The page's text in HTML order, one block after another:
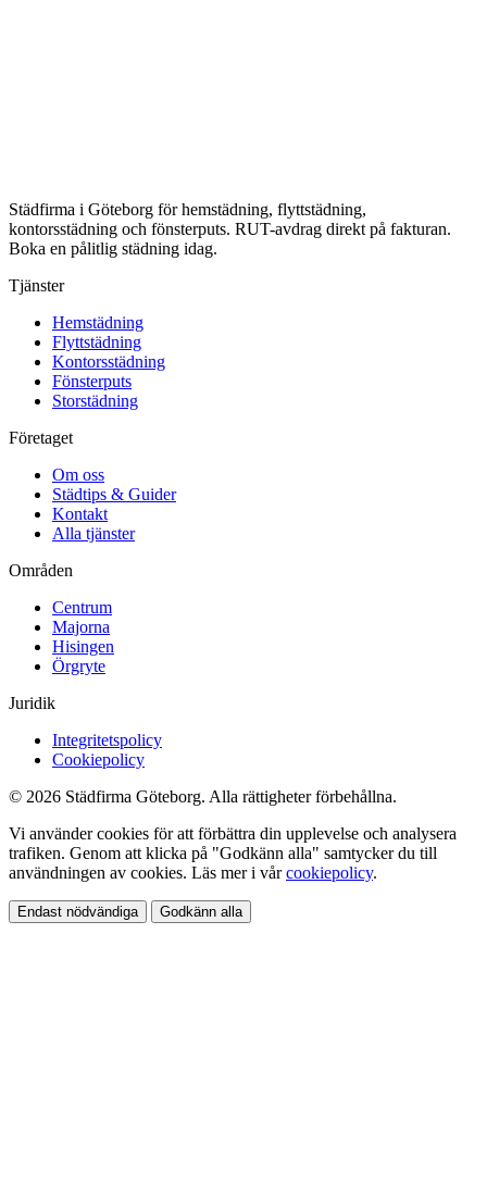
Städfirma i Göteborg för hemstädning, flyttstädning,
kontorsstädning och fönsterputs. RUT-avdrag direkt på fakturan.
Boka en pålitlig städning idag.
Tjänster
Hemstädning
Flyttstädning
Kontorsstädning
Fönsterputs
Storstädning
Företaget
Om oss
Städtips & Guider
Kontakt
Alla tjänster
Områden
Centrum
Majorna
Hisingen
Örgryte
Juridik
Integritetspolicy
Cookiepolicy
© 2026 Städfirma Göteborg. Alla rättigheter förbehållna.
Vi använder cookies för att förbättra din upplevelse och analysera
trafiken. Genom att klicka på "Godkänn alla" samtycker du till
användningen av cookies. Läs mer i vårcookiepolicy.
Endast nödvändiga Godkänn alla